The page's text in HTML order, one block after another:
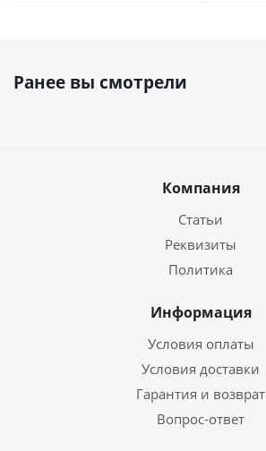
Ранее вы смотрели
Компания
Статьи
Реквизиты
Политика
Информация
Условия оплаты
Условия доставки
Гарантия и возврат
Вопрос-ответ